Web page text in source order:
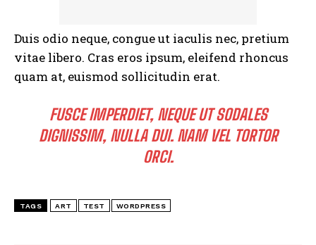
Duis odio neque, congue ut iaculis nec, pretium
vitae libero. Cras eros ipsum, eleifend rhoncus
quam at, euismod sollicitudin erat.
FUSCE IMPERDIET, NEQUE UT SODALES
DIGNISSIM, NULLA DUI. NAM VEL TORTOR
ORCI.
TAGS ART TEST WORDPRESS